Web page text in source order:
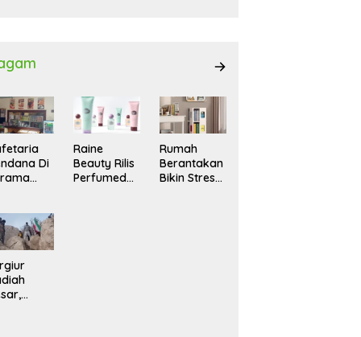
Di
Raine
Beauty Rilis
Perfumed
Rumah
Berantakan
Bikin Stres?